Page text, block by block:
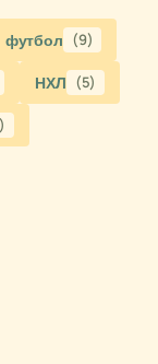
футбол (9)
НХЛ (5)